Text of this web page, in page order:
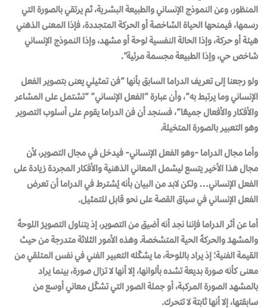
المنظور، وعن النموذج الإنساني والطبيعة البشرية، ثم يرتقي بالصورة التي
رسمها، فيمنحها الحياة الشاخصة أو الحركة المتجددة، فإذا المعنى الذهني
هيئة أو حركة، وإذا الحالة النفسية لوحة أو مشهد، وإذا النموذج الإنساني
شاخص حي، وإذا الطبيعة مجسمة مرئية”.
ولو رجعنا إلى تعريف الدراما السابق بأنها “فن تمثيلي يعنى بتصوير الفعل
الإنساني وما يرتبط به”، وأن عبارة “الفعل الإنساني” “تشتمل على المشاعر
والأفكار والأفعال جميعًا”، فسنجد أن فن الدراما يقوم على أسلوب التصوير
وهو التعبير بالصورة المتخيلة.
وأما مجال الدراما -وهو الفعل الإنساني- فيدخل في مجال التصوير، لأن
مجال هذا الأخير يتسع ليشمل المعاني الذهنية والأفكار المجردة زيادة على
الفعل الإنساني… ولكن لابد من البيان بأنه يُشترط في الدراما أن تعرض
الفعل الإنساني في سياق القصة على نحو قابل للتمثيل.
أما عن أثر الدراما فإننا نجد أنه أضيق من التصوير، إذ يتناول التصويرُ اللوحةَ
والمشهدَ والحركةَ الحية المتشخصة. وهذه الأمور الثلاثة متدرجة من حيث
القيمة الفنية؛ إذ يراد باللوحة، ما يشكّله التعبير الفني في نفس المتلقي من
معنى كأنه صورة بديعة تشده بألوانها، إلا أنها لا تزال صورة، بينما يراد
بالمشهد الصورة المركبة، أو جملة الصور التي تشكّل معاني أوسع من
سابقتها، إلا أنها ثابتة لا تتحرك.